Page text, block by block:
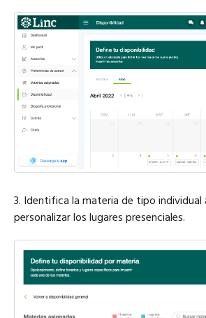
3. Identifica la materia de tipo individual
personalizar los lugares presenciales.